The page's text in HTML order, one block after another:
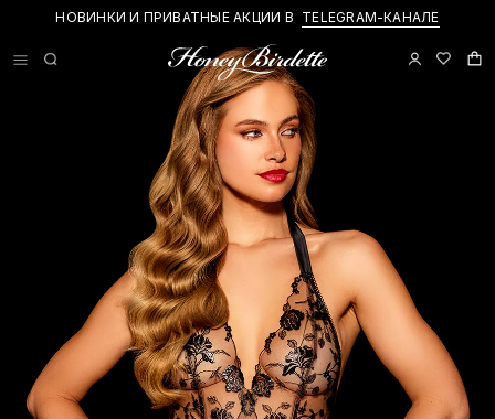
НОВИНКИ И ПРИВАТНЫЕ АКЦИИ В TELEGRAM-КАНАЛЕ